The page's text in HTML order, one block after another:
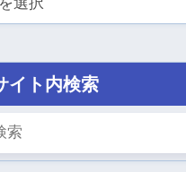
イト内検索